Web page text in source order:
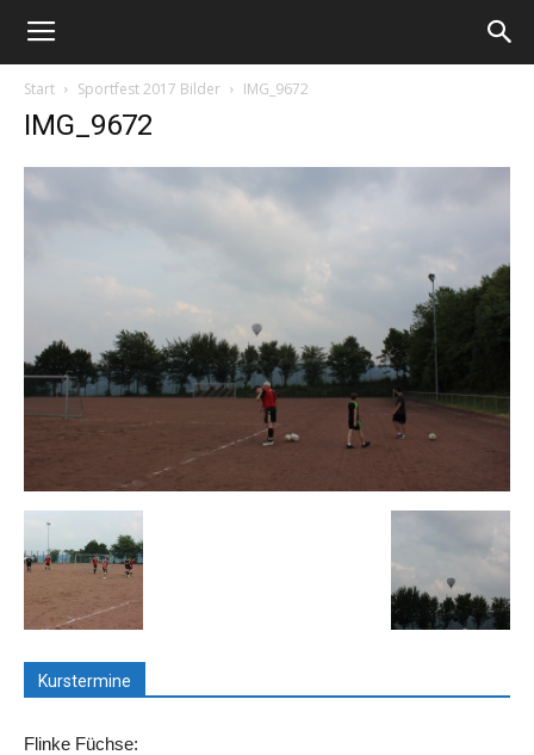
Start Sportfest 2017 Bilder IMG_9672
IMG_9672
Kurstermine
Flinke Füchse: